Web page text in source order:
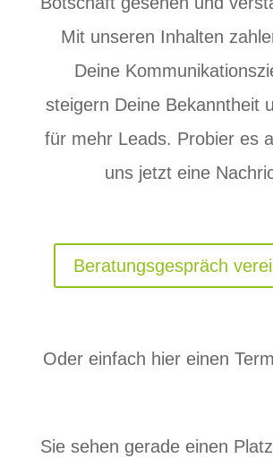
Mit unseren Inhalten
Deine
steigern Deine Bekanntheit
für mehr Leads. Probier es
uns jetzt eine
Beratungsgespräch
Oder einfach hier einen
Sie sehen gerade einen